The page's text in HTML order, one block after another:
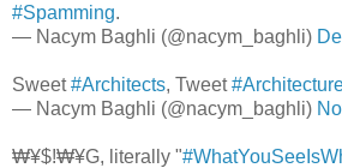
#Spamming.
— Nacym Baghli (@nacym_baghli)
Sweet#Architects, Tweet
— Nacym Baghli (@nacym_baghli)
₩¥$!₩¥G, literally "